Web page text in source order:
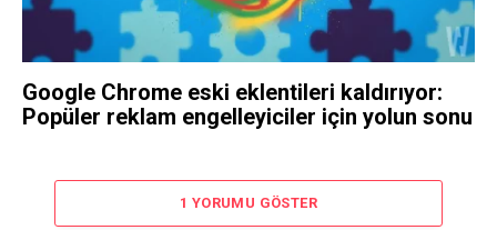
Google Chrome eski eklentileri kaldırıyor:
Popüler reklam engelleyiciler için yolun sonu
1 YORUMU GÖSTER